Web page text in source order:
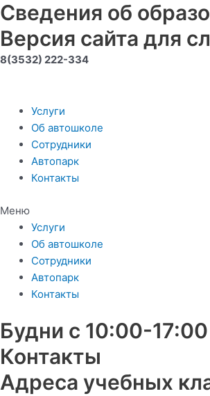
Перейти
к
содержимому
Сведения об
Версия сайта для
8(3532) 222-334
Услуги
Об автошколе
Сотрудники
Автопарк
Контакты
Меню
Услуги
Об автошколе
Сотрудники
Автопарк
Контакты
Будни с 10:00-17:00
Контакты
Адреса учебных